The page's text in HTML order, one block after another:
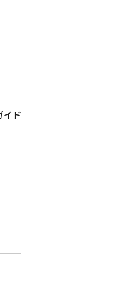
イド